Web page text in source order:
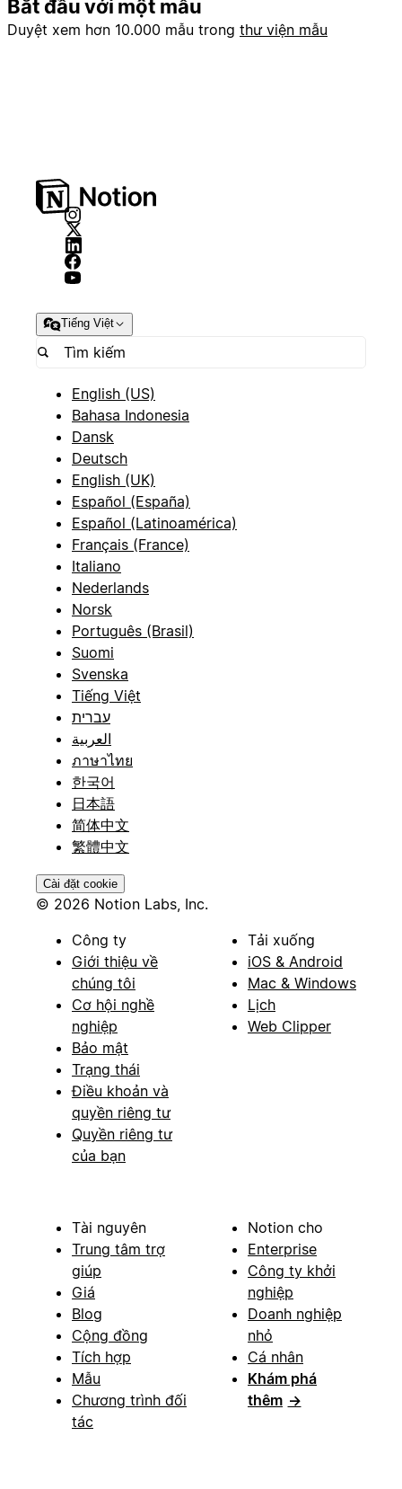
Bắt đầu với một mẫu
Duyệt xem hơn 10.000 mẫu trong thư viện mẫu
Tiếng Việt
English (US)
Bahasa Indonesia
Dansk
Deutsch
English (UK)
Español (España)
Español (Latinoamérica)
Français (France)
Italiano
Nederlands
Norsk
Português (Brasil)
Suomi
Svenska
Tiếng Việt
עברית
العربية
ภาษาไทย
한국어
日本語
简体中文
繁體中文
Cài đặt cookie
© 2026 Notion Labs, Inc.
Công ty
Giới thiệu về
chúng tôi
Cơ hội nghề
nghiệp
Bảo mật
Trạng thái
Điều khoản và
quyền riêng tư
Quyền riêng tư
của bạn
Tải xuống
iOS & Android
Mac & Windows
Lịch
Web Clipper
Tài nguyên
Trung tâm trợ
giúp
Giá
Blog
Cộng đồng
Tích hợp
Mẫu
Chương trình đối
tác
Notion cho
Enterprise
Công ty khởi
nghiệp
Doanh nghiệp
nhỏ
Cá nhân
Khám phá
thêm →